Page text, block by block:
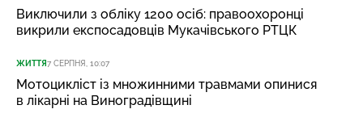
Виключили з обліку 1200 осіб: правоохоронці
викрили експосадовців Мукачівського РТЦК
ЖИТТЯ7 СЕРПНЯ, 10:07
Мотоцикліст із множинними травмами опинися
в лікарні на Виноградівщині